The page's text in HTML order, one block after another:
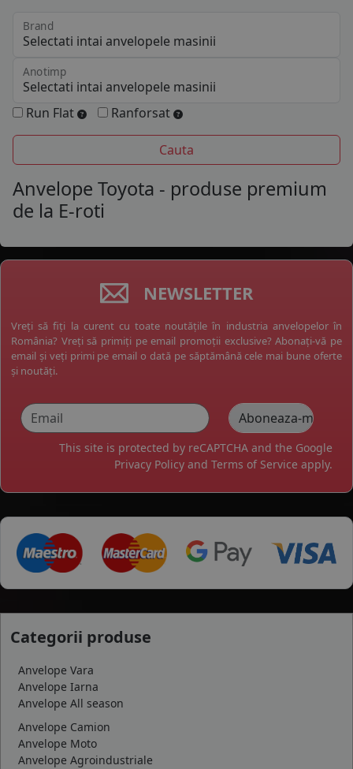
Brand
Anotimp
Run Flat Ranforsat
Anvelope Toyota - produse premium
de la E-roti
NEWSLETTER
Vreți să fiți la curent cu toate noutățile în industria anvelopelor în
România? Vreți să primiți pe email promoții exclusive? Abonați-vă pe
email și veți primi pe email o dată pe săptămână cele mai bune oferte
și noutăți.
This site is protected by reCAPTCHA and the Google
Privacy Policy and Terms of Service apply.
Categorii produse
Anvelope Vara
Anvelope Iarna
Anvelope All season
Anvelope Camion
Anvelope Moto
Anvelope Agroindustriale